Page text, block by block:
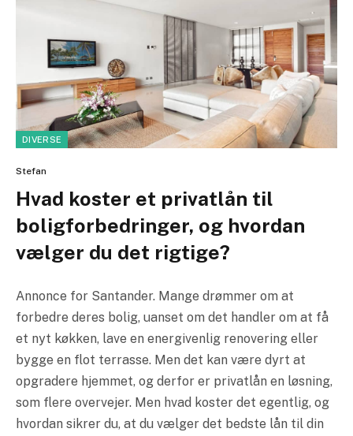
DIVERSE
Stefan
Hvad koster et privatlån til
boligforbedringer, og hvordan
vælger du det rigtige?
Annonce for Santander. Mange drømmer om at
forbedre deres bolig, uanset om det handler om at få
et nyt køkken, lave en energivenlig renovering eller
bygge en flot terrasse. Men det kan være dyrt at
opgradere hjemmet, og derfor er privatlån en løsning,
som flere overvejer. Men hvad koster det egentlig, og
hvordan sikrer du, at du vælger det bedste lån til din